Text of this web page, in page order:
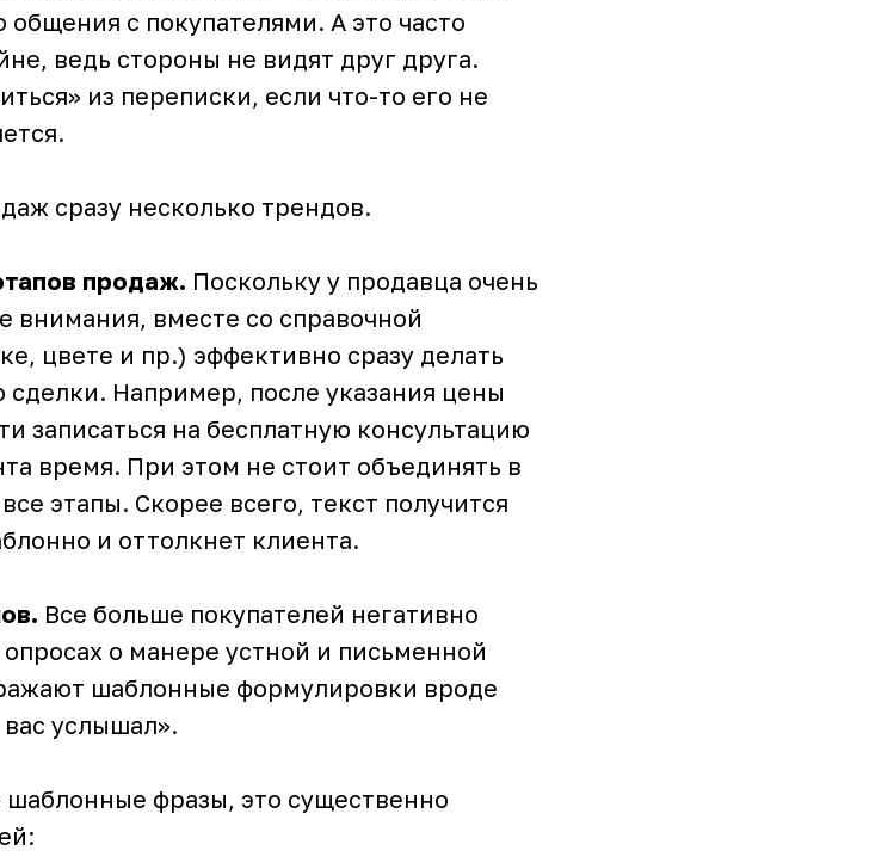
с покупателями. А это часто
ведь стороны не видят друг друга.
из переписки, если что-то его не
сразу несколько трендов.
продаж. Поскольку у продавца очень
внимания, вместе со справочной
цвете и пр.) эффективно сразу делать
Например, после указания цены
записаться на бесплатную консультацию
время. При этом не стоит объединять в
этапы. Скорее всего, текст получится
и оттолкнет клиента.
Все больше покупателей негативно
о манере устной и письменной
шаблонные формулировки вроде
вас услышал».
шаблонные фразы, это существенно